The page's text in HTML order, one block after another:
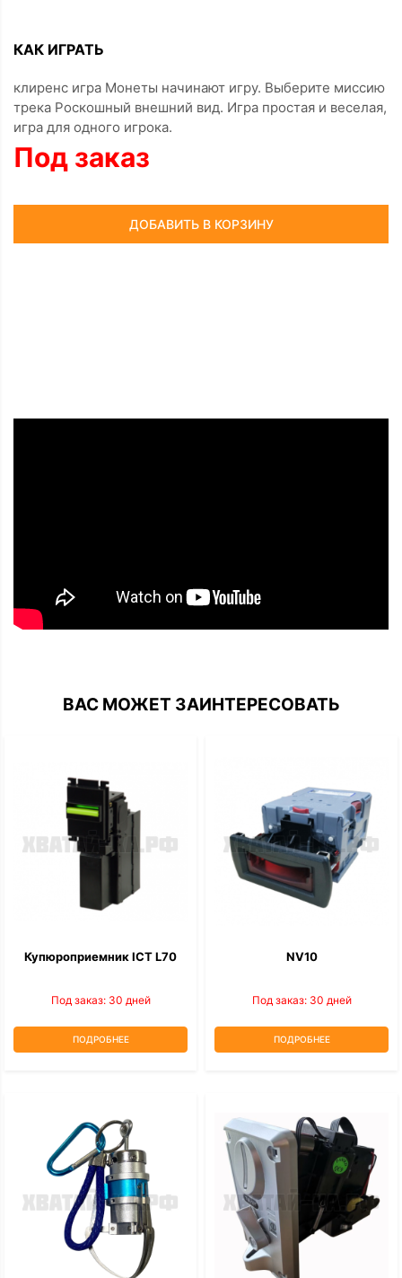
КАК ИГРАТЬ
клиренс игра Монеты начинают игру. Выберите миссию
трека Роскошный внешний вид. Игра простая и веселая,
игра для одного игрока.
Под заказ
ДОБАВИТЬ В КОРЗИНУ
ВАС МОЖЕТ ЗАИНТЕРЕСОВАТЬ
Купюроприемник ICT L70
Под заказ: 30 дней
ПОДРОБНЕЕ
NV10
Под заказ: 30 дней
ПОДРОБНЕЕ